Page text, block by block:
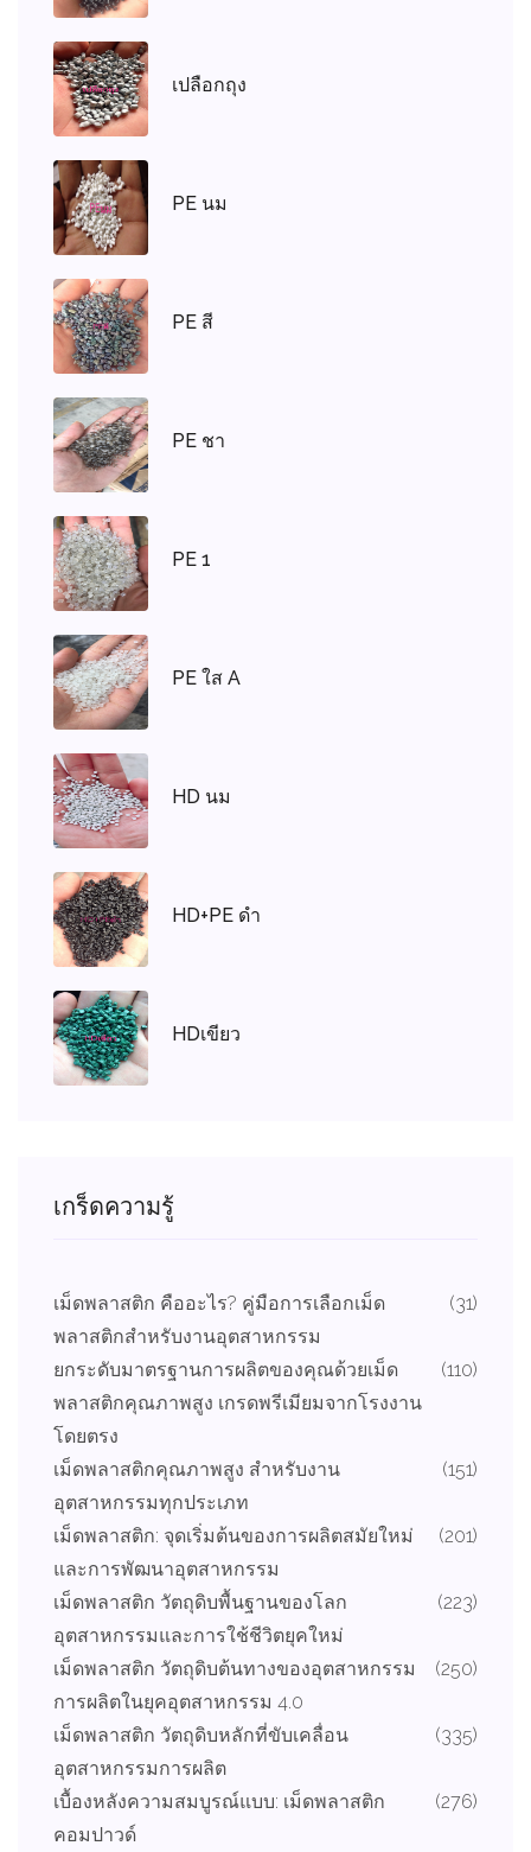
เปลือกถุง
PE นม
PE สี
PE ชา
PE 1
PE ใส A
HD นม
HD+PE ดำ
HDเขียว
เกร็ดความรู้
เม็ดพลาสติก คืออะไร? คู่มือการเลือกเม็ด
พลาสติกสำหรับงานอุตสาหกรรม
(31)
ยกระดับมาตรฐานการผลิตของคุณด้วยเม็ด
พลาสติกคุณภาพสูง เกรดพรีเมียมจากโรงงาน
โดยตรง
(110)
เม็ดพลาสติกคุณภาพสูง สำหรับงาน
อุตสาหกรรมทุกประเภท
(151)
เม็ดพลาสติก: จุดเริ่มต้นของการผลิตสมัยใหม่
และการพัฒนาอุตสาหกรรม
(201)
เม็ดพลาสติก วัตถุดิบพื้นฐานของโลก
อุตสาหกรรมและการใช้ชีวิตยุคใหม่
(223)
เม็ดพลาสติก วัตถุดิบต้นทางของอุตสาหกรรม
การผลิตในยุคอุตสาหกรรม 4.0
(250)
เม็ดพลาสติก วัตถุดิบหลักที่ขับเคลื่อน
อุตสาหกรรมการผลิต
(335)
เบื้องหลังความสมบูรณ์แบบ: เม็ดพลาสติก
คอมปาวด์
(276)